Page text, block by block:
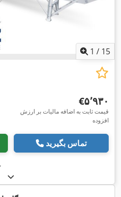
1 / 15
‎€۵٬۹۳۰
قیمت ثابت به اضافه مالیات بر ارزش
افزوده
تماس بگیرید
,